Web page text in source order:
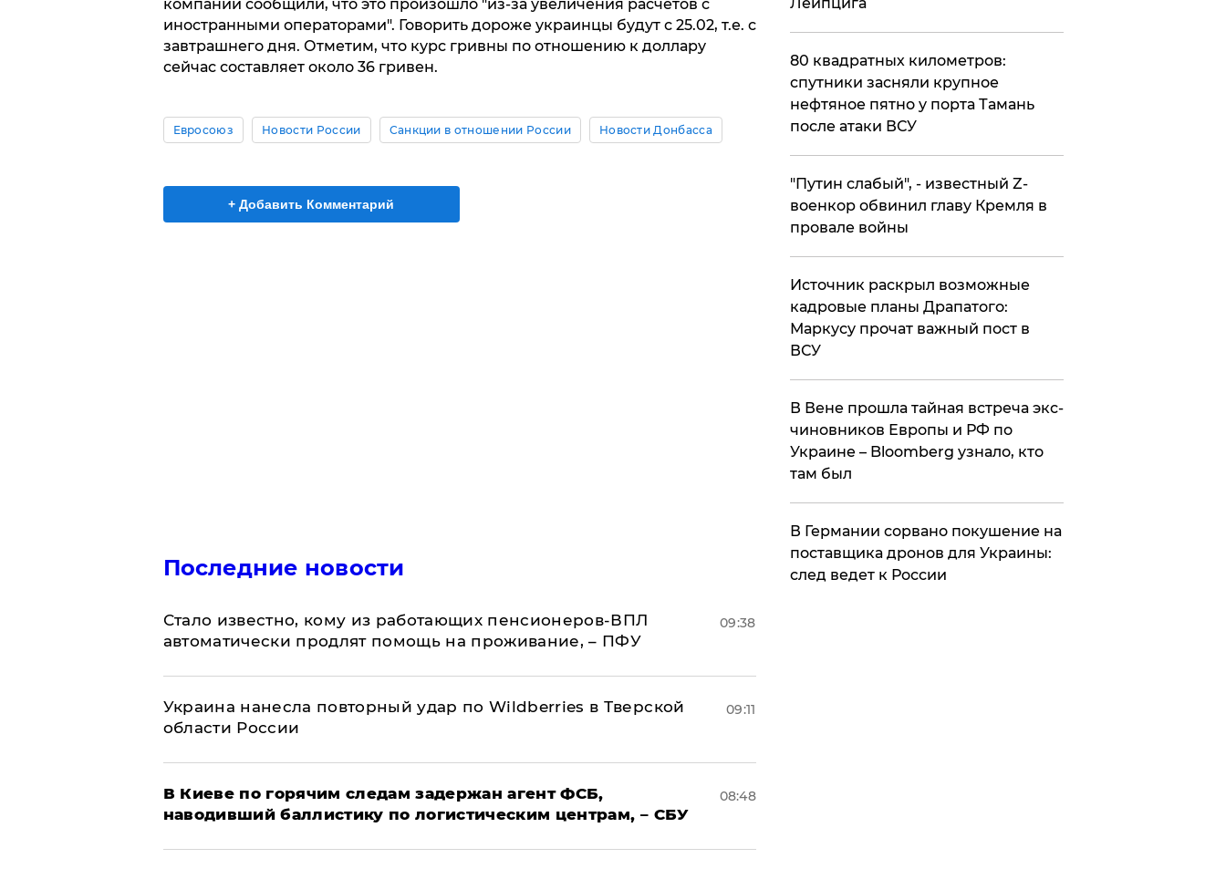
компании сообщили, что это произошло "из-за увеличения расчетов с
иностранными операторами". Говорить дороже украинцы будут с 25.02, т.е. с
завтрашнего дня. Отметим, что курс гривны по отношению к доллару
сейчас составляет около 36 гривен.
Евросоюз Новости России Санкции в отношении России Новости Донбасса
+ Добавить Комментарий
Последние новости
Стало известно, кому из работающих пенсионеров-ВПЛ
автоматически продлят помощь на проживание, – ПФУ
09:38
Украина нанесла повторный удар по Wildberries в Тверской
области России
09:11
В Киеве по горячим следам задержан агент ФСБ,
наводивший баллистику по логистическим центрам, – СБУ
08:48
80 квадратных километров:
спутники засняли крупное
нефтяное пятно у порта Тамань
после атаки ВСУ
​"Путин слабый", - известный Z-
военкор обвинил главу Кремля в
провале войны
​Источник раскрыл возможные
кадровые планы Драпатого:
Маркусу прочат важный пост в
ВСУ
В Вене прошла тайная встреча экс-
чиновников Европы и РФ по
Украине – Bloomberg узнало, кто
там был
​В Германии сорвано покушение на
поставщика дронов для Украины:
след ведет к России